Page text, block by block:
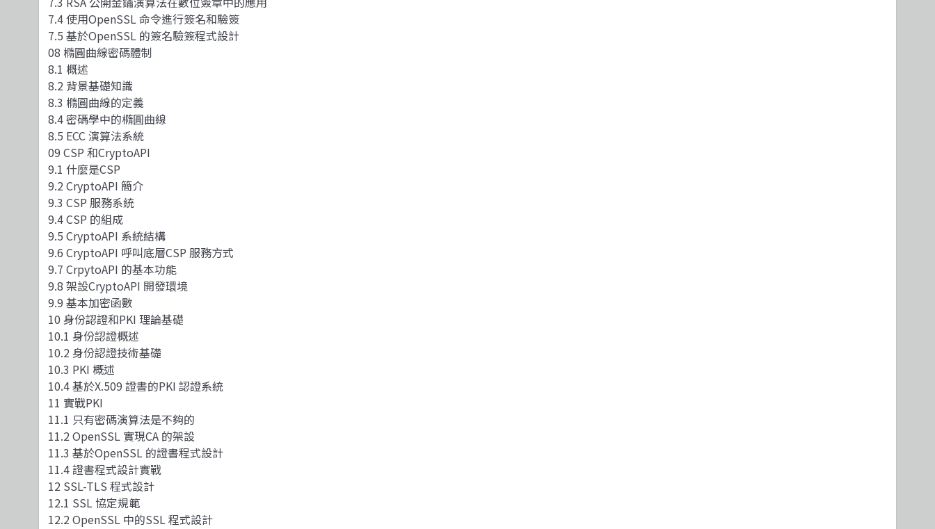
7.4 使用OpenSSL 命令進行簽名和驗簽
7.5 基於OpenSSL 的簽名驗簽程式設計
08 橢圓曲線密碼體制
8.1 概述
8.2 背景基礎知識
8.3 橢圓曲線的定義
8.4 密碼學中的橢圓曲線
8.5 ECC 演算法系統
09 CSP 和CryptoAPI
9.1 什麼是CSP
9.2 CryptoAPI 簡介
9.3 CSP 服務系統
9.4 CSP 的組成
9.5 CryptoAPI 系統結構
9.6 CryptoAPI 呼叫底層CSP 服務方式
9.7 CrpytoAPI 的基本功能
9.8 架設CryptoAPI 開發環境
9.9 基本加密函數
10 身份認證和PKI 理論基礎
10.1 身份認證概述
10.2 身份認證技術基礎
10.3 PKI 概述
10.4 基於X.509 證書的PKI 認證系統
11 實戰PKI
11.1 只有密碼演算法是不夠的
11.2 OpenSSL 實現CA 的架設
11.3 基於OpenSSL 的證書程式設計
11.4 證書程式設計實戰
12 SSL-TLS 程式設計
12.1 SSL 協定規範
12.2 OpenSSL 中的SSL 程式設計